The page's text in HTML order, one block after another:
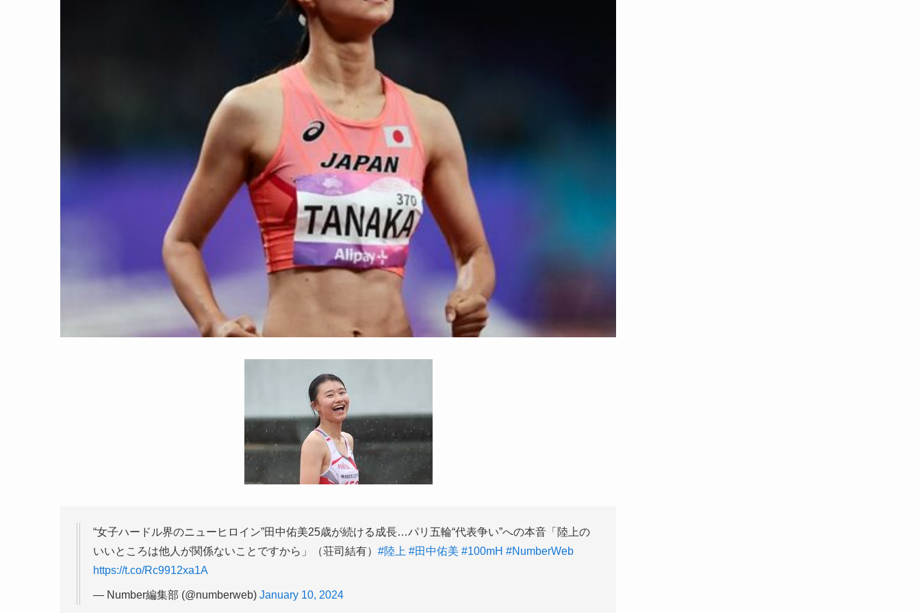
“女子ハードル界のニューヒロイン”田中佑美25歳が続ける成長…パリ五輪“代表争い”への本音「陸上の
いいところは他人が関係ないことですから」（荘司結有） #陸上 #田中佑美 #100mH #NumberWeb
https://t.co/Rc9912xa1A
— Number編集部 (@numberweb) January 10, 2024